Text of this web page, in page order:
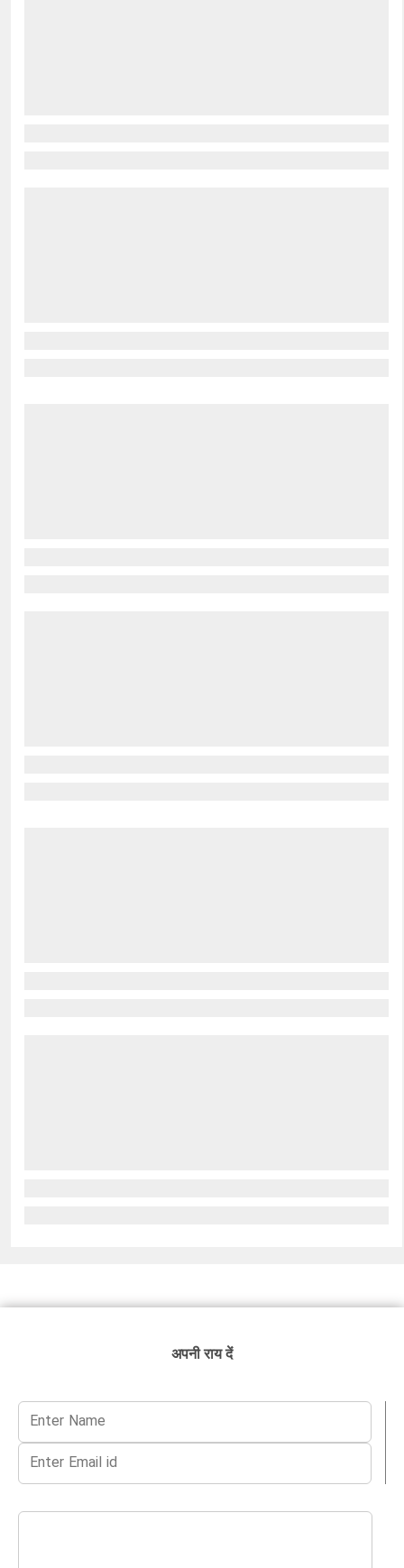
अपनी राय दें